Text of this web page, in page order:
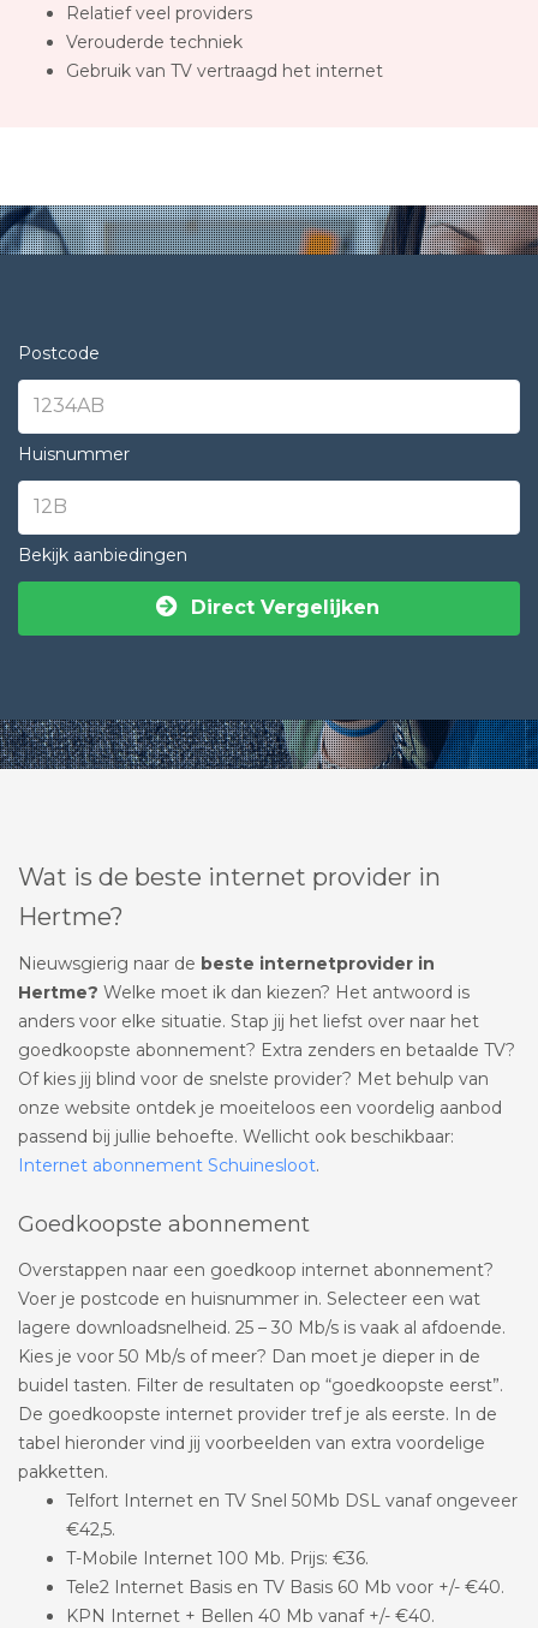
Relatief veel providers
Verouderde techniek
Gebruik van TV vertraagd het internet
Postcode
Huisnummer
Bekijk aanbiedingen
Direct Vergelijken
Wat is de beste internet provider in
Hertme?
Nieuwsgierig naar de beste internetprovider in
Hertme? Welke moet ik dan kiezen? Het antwoord is
anders voor elke situatie. Stap jij het liefst over naar het
goedkoopste abonnement? Extra zenders en betaalde TV?
Of kies jij blind voor de snelste provider? Met behulp van
onze website ontdek je moeiteloos een voordelig aanbod
passend bij jullie behoefte. Wellicht ook beschikbaar:
Internet abonnement Schuinesloot.
Goedkoopste abonnement
Overstappen naar een goedkoop internet abonnement?
Voer je postcode en huisnummer in. Selecteer een wat
lagere downloadsnelheid. 25 – 30 Mb/s is vaak al afdoende.
Kies je voor 50 Mb/s of meer? Dan moet je dieper in de
buidel tasten. Filter de resultaten op “goedkoopste eerst”.
De goedkoopste internet provider tref je als eerste. In de
tabel hieronder vind jij voorbeelden van extra voordelige
pakketten.
Telfort Internet en TV Snel 50Mb DSL vanaf ongeveer
€42,5.
T-Mobile Internet 100 Mb. Prijs: €36.
Tele2 Internet Basis en TV Basis 60 Mb voor +/- €40.
KPN Internet + Bellen 40 Mb vanaf +/- €40.